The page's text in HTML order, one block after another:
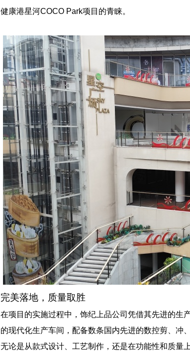
健康港星河COCO Park项目的青睐。
完美落地，质量取胜
在项目的实施过程中，饰纪上品公司凭借其先进的生
的现代化生产车间，配备数条国内先进的数控剪、冲
无论是从款式设计、工艺制作，还是在功能性和质量